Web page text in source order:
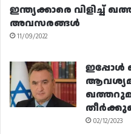
ഇന്ത്യക്കാരെ വിളിച്ച്
അവസരങ്ങൾ
11/09/2022
02/12/2023